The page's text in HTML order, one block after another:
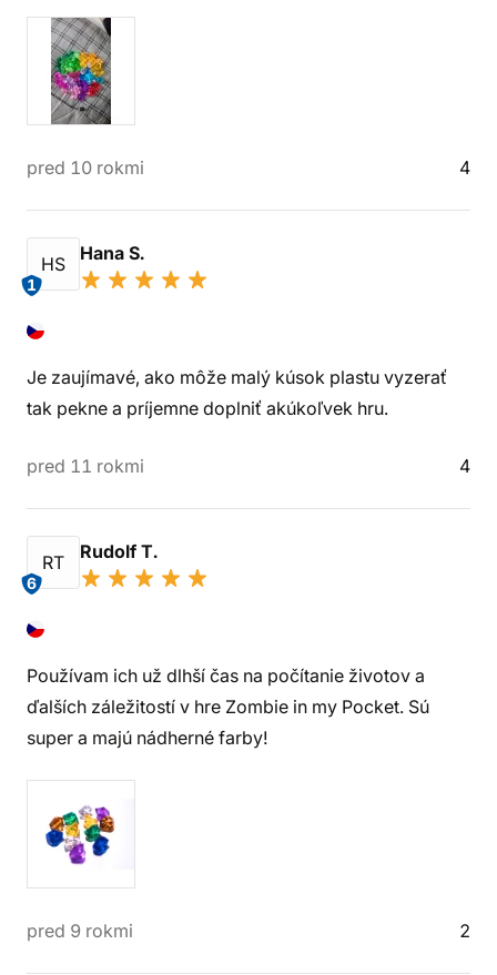
pred 10 rokmi 4
HS
1
Hana S.
Je zaujímavé, ako môže malý kúsok plastu vyzerať
tak pekne a príjemne doplniť akúkoľvek hru.
pred 11 rokmi 4
RT
6
Rudolf T.
Používam ich už dlhší čas na počítanie životov a
ďalších záležitostí v hre Zombie in my Pocket. Sú
super a majú nádherné farby!
pred 9 rokmi 2